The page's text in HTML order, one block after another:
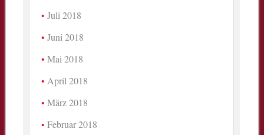
Juli 2018
Juni 2018
Mai 2018
April 2018
März 2018
Februar 2018